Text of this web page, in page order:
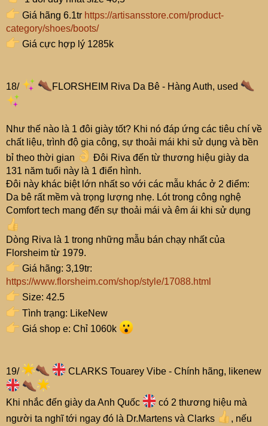
Giá hãng 6.1tr https://artisansstore.com/product-
category/shoes/boots/
Giá cực hợp lý 1285k
18/ FLORSHEIM Riva Da Bê - Hàng Auth, used
Như thế nào là 1 đôi giày tốt? Khi nó đáp ứng các tiêu chí về
chất liệu, trình độ gia công, sự thoải mái khi sử dụng và bền
bỉ theo thời gian
Đôi Riva đến từ thương hiệu giày da
131 năm tuổi này là 1 điển hình.
Đôi này khác biệt lớn nhất so với các mẫu khác ở 2 điểm:
Da bê rất mềm và trọng lượng nhẹ. Lót trong công nghệ
Comfort tech mang đến sự thoải mái và êm ái khi sử dụng
Dòng Riva là 1 trong những mẫu bán chạy nhất của
Florsheim từ 1979.
Giá hãng: 3,19tr:
https://www.florsheim.com/shop/style/17088.html
Size: 42.5
Tình trạng: LikeNew
Giá shop e: Chỉ 1060k
19/ CLARKS Touarey Vibe - Chính hãng, likenew
Khi nhắc đến giày da Anh Quốc
có 2 thương hiệu mà
người ta nghĩ tới ngay đó là Dr.Martens và Clarks
, nếu